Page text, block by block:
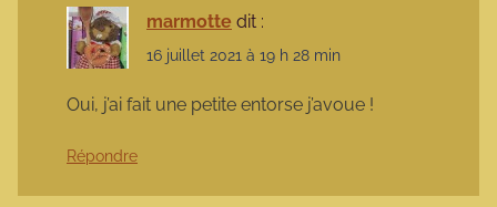
marmotte dit :
16 juillet 2021 à 19 h 28 min
Oui, j’ai fait une petite entorse j’avoue !
Répondre